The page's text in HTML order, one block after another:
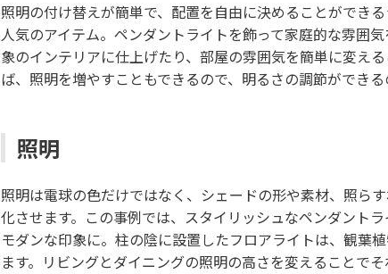
照明の付け替えが簡単で、配置を自由に決めることができ
人気のアイテム。ペンダントライトを飾って家庭的な雰囲
象のインテリアに仕上げたり、部屋の雰囲気を簡単に変え
ば、照明を増やすこともできるので、明るさの調節ができる
照明
照明は電球の色だけではなく、シェードの形や素材、照ら
化させます。この事例では、スタイリッシュなペンダント
モダンな印象に。柱の陰に設置したフロアライトは、観葉
ます。リビングとダイニングの照明の高さを変えることで